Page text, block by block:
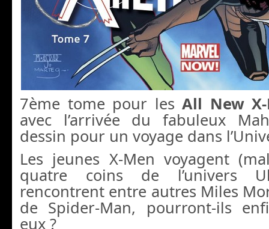
7ème tome pour les All New
avec l’arrivée du fabuleux
dessin pour un voyage dans
Les jeunes X-Men voyagent
quatre coins de l’univers
rencontrent entre autres Miles
de Spider-Man, pourront-ils
eux ?